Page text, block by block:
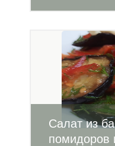
Салат из
помидоров